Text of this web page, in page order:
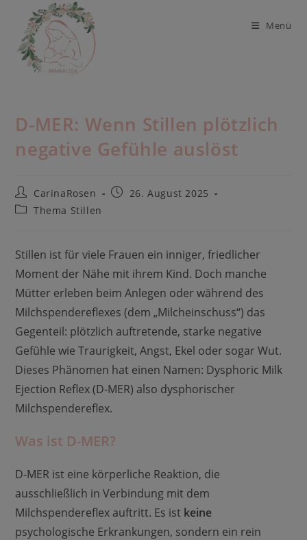
springen
Menü
D-MER: Wenn Stillen plötzlich
negative Gefühle auslöst
Beitrags-
Autor:
CarinaRosen
Beitrag26. August 2025
Beitrags-
Thema Stillen
Stillen ist für viele Frauen ein inniger, friedlicher
Moment der Nähe mit ihrem Kind. Doch manche
Mütter erleben beim Anlegen oder während des
Milchspendereflexes (dem „Milcheinschuss“) das
Gegenteil: plötzlich auftretende, starke negative
Gefühle wie Traurigkeit, Angst, Ekel oder sogar Wut.
Dieses Phänomen hat einen Namen: Dysphoric Milk
Ejection Reflex (D-MER) also dysphorischer
Milchspendereflex.
Was ist D-MER?
D-MER ist eine körperliche Reaktion, die
ausschließlich in Verbindung mit dem
Milchspendereflex auftritt. Es ist keine
psychologische Erkrankungen, sondern ein rein